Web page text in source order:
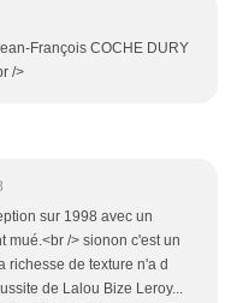
François COCHE DURY
/>
sur 1998 avec un
mué.<br /> sionon c'est un
richesse de texture n'a d
de Lalou Bize Leroy...